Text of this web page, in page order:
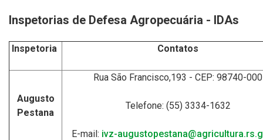
Inspetorias de Defesa Agropecuária - IDAs
Inspetoria Contatos
Augusto
Pestana
Rua São Francisco,193 - CEP: 98740-000
Telefone: (55) 3334-1632
E-mail: ivz-